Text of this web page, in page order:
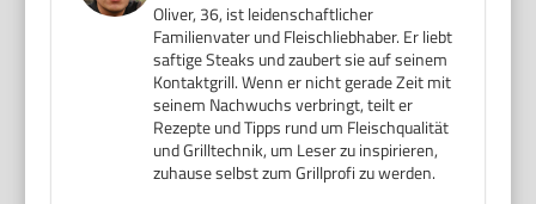
Oliver, 36, ist leidenschaftlicher
Familienvater und Fleischliebhaber. Er liebt
saftige Steaks und zaubert sie auf seinem
Kontaktgrill. Wenn er nicht gerade Zeit mit
seinem Nachwuchs verbringt, teilt er
Rezepte und Tipps rund um Fleischqualität
und Grilltechnik, um Leser zu inspirieren,
zuhause selbst zum Grillprofi zu werden.